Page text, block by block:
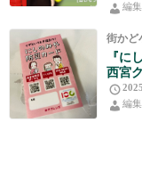
編
街かど
『に
西宮
編